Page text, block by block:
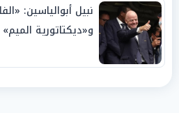
نبيل أبوالياسين:
و«ديكتاتورية